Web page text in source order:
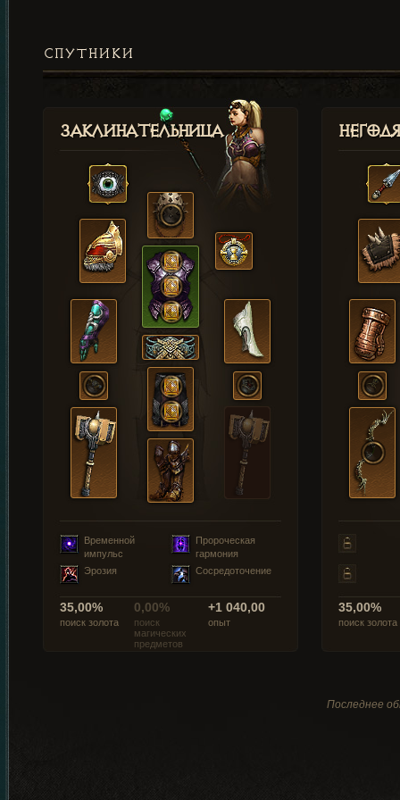
СПУТНИКИ
Заклинательница
Временной
импульс
Пророческая
гармония
Эрозия
Сосредоточение
35,00%
поиск золота
0,00%
поиск
магических
предметов
+1 040,00
опыт
35,00%
поиск золота
Последнее